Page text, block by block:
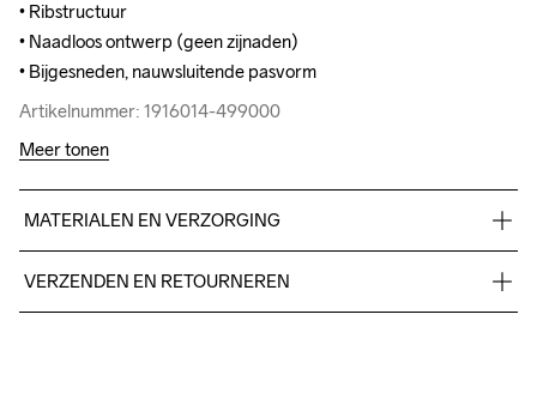
• Ribstructuur
• Naadloos ontwerp (geen zijnaden)
• Bijgesneden, nauwsluitende pasvorm
Artikelnummer: 1916014-499000
• Ribstructuur
• Naadloos ontwerp (geen zijnaden)
• Bijgesneden, nauwsluitende pasvorm
Artikelnummer: 1916014-499000
Meer tonen
MATERIALEN EN VERZORGING
100% Polyamide
VERZENDEN EN RETOURNEREN